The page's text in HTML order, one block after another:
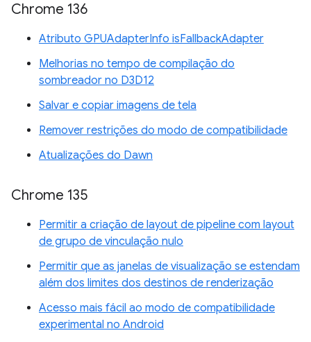
Chrome 136
Atributo GPUAdapterInfo isFallbackAdapter
Melhorias no tempo de compilação do
sombreador no D3D12
Salvar e copiar imagens de tela
Remover restrições do modo de compatibilidade
Atualizações do Dawn
Chrome 135
Permitir a criação de layout de pipeline com layout
de grupo de vinculação nulo
Permitir que as janelas de visualização se estendam
além dos limites dos destinos de renderização
Acesso mais fácil ao modo de compatibilidade
experimental no Android